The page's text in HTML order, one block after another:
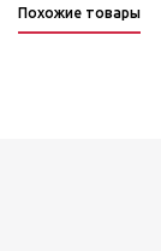
Похожие товары